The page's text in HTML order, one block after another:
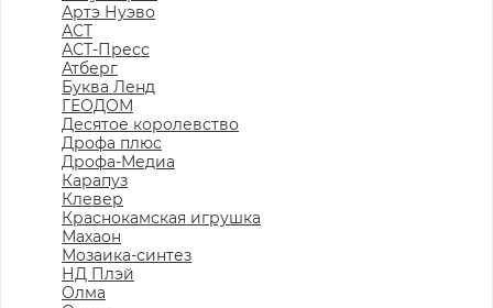
Артэ Нуэво
АСТ
АСТ-Пресс
Атберг
Буква Ленд
ГЕОДОМ
Десятое королевство
Дрофа плюс
Дрофа-Медиа
Карапуз
Клевер
Краснокамская игрушка
Махаон
Мозаика-синтез
НД Плэй
Олма